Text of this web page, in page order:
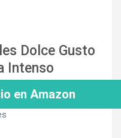
Dolce Gusto
Intenso
en Amazon